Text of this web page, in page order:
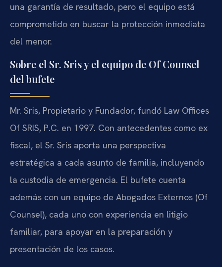
una garantía de resultado, pero el equipo está
comprometido en buscar la protección inmediata
del menor.
Sobre el Sr. Sris y el equipo de Of Counsel
del bufete
Mr. Sris, Propietario y Fundador, fundó Law Offices
Of SRIS, P.C. en 1997. Con antecedentes como ex
fiscal, el Sr. Sris aporta una perspectiva
estratégica a cada asunto de familia, incluyendo
la custodia de emergencia. El bufete cuenta
además con un equipo de Abogados Externos (Of
Counsel), cada uno con experiencia en litigio
familiar, para apoyar en la preparación y
presentación de los casos.